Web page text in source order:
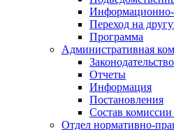
Информационно-
Переход на
Программа
Административная
Законодательство
Отчеты
Информация
Постановления
Состав
Отдел нормативно-